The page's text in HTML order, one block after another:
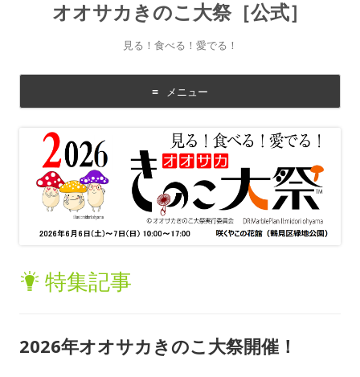
オオサカきのこ大祭［公式］
見る！食べる！愛でる！
メニュー
コ
特集記事
2026年オオサカきのこ大祭開催！